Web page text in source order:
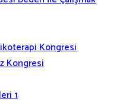
Kongresi
Kongresi
1